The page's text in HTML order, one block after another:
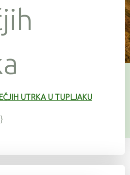
UTRKA U TUPLJAKU